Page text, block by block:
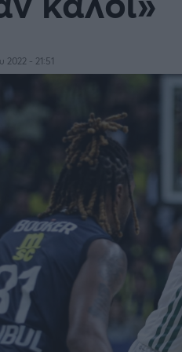
2022 - 21:51